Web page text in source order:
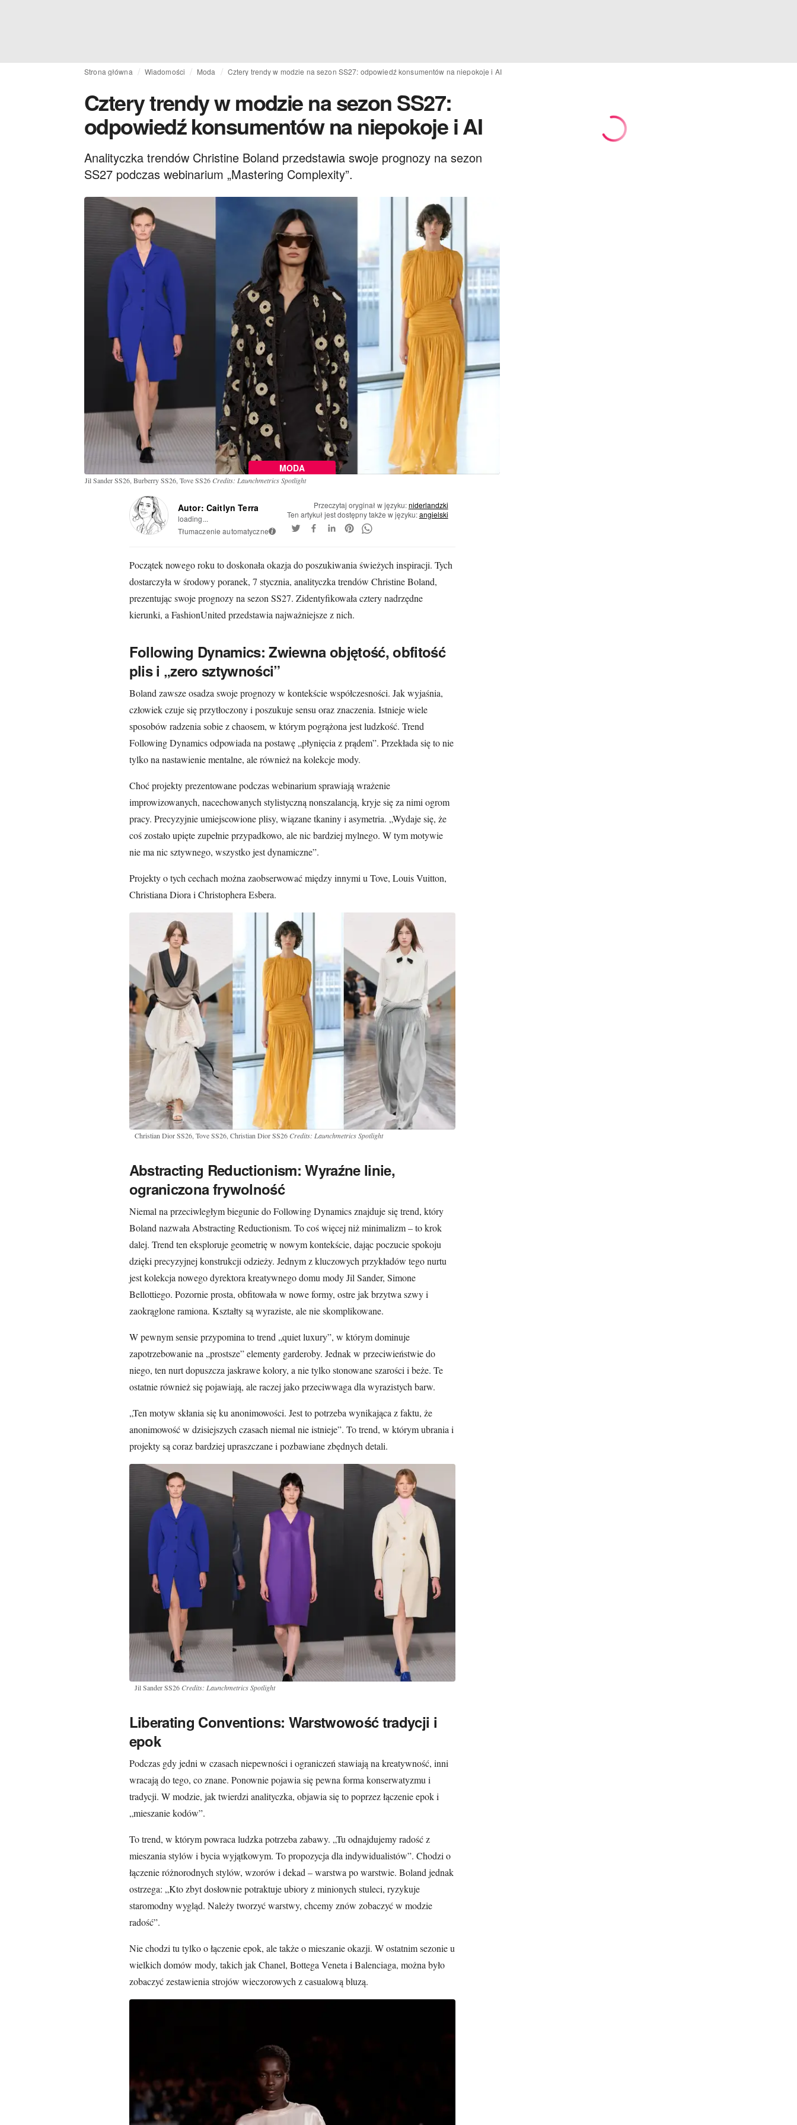
Strona główna Wiadomości Moda Cztery trendy w modzie na sezon SS27: odpowiedź konsumentów na niepokoje i AI
Cztery trendy w modzie na sezon SS27:
odpowiedź konsumentów na niepokoje i AI
Analityczka trendów Christine Boland przedstawia swoje prognozy na sezon
SS27 podczas webinarium „Mastering Complexity”.
MODA
Jil Sander SS26, Burberry SS26, Tove SS26 Credits: Launchmetrics Spotlight
Autor: Caitlyn Terra
loading...
Tłumaczenie automatyczne i
Przeczytaj oryginał w języku:niderlandzki
Ten artykuł jest dostępny także w języku:angielski
Początek nowego roku to doskonała okazja do poszukiwania świeżych inspiracji. Tych
dostarczyła w środowy poranek, 7 stycznia, analityczka trendów Christine Boland,
prezentując swoje prognozy na sezon SS27. Zidentyfikowała cztery nadrzędne
kierunki, a FashionUnited przedstawia najważniejsze z nich.
Following Dynamics: Zwiewna objętość, obfitość
plis i „zero sztywności”
Boland zawsze osadza swoje prognozy w kontekście współczesności. Jak wyjaśnia,
człowiek czuje się przytłoczony i poszukuje sensu oraz znaczenia. Istnieje wiele
sposobów radzenia sobie z chaosem, w którym pogrążona jest ludzkość. Trend
Following Dynamics odpowiada na postawę „płynięcia z prądem”. Przekłada się to nie
tylko na nastawienie mentalne, ale również na kolekcje mody.
Choć projekty prezentowane podczas webinarium sprawiają wrażenie
improwizowanych, nacechowanych stylistyczną nonszalancją, kryje się za nimi ogrom
pracy. Precyzyjnie umiejscowione plisy, wiązane tkaniny i asymetria. „Wydaje się, że
coś zostało upięte zupełnie przypadkowo, ale nic bardziej mylnego. W tym motywie
nie ma nic sztywnego, wszystko jest dynamiczne”.
Projekty o tych cechach można zaobserwować między innymi u Tove, Louis Vuitton,
Christiana Diora i Christophera Esbera.
Christian Dior SS26, Tove SS26, Christian Dior SS26 Credits: Launchmetrics Spotlight
Abstracting Reductionism: Wyraźne linie,
ograniczona frywolność
Niemal na przeciwległym biegunie do Following Dynamics znajduje się trend, który
Boland nazwała Abstracting Reductionism. To coś więcej niż minimalizm – to krok
dalej. Trend ten eksploruje geometrię w nowym kontekście, dając poczucie spokoju
dzięki precyzyjnej konstrukcji odzieży. Jednym z kluczowych przykładów tego nurtu
jest kolekcja nowego dyrektora kreatywnego domu mody Jil Sander, Simone
Bellottiego. Pozornie prosta, obfitowała w nowe formy, ostre jak brzytwa szwy i
zaokrąglone ramiona. Kształty są wyraziste, ale nie skomplikowane.
W pewnym sensie przypomina to trend „quiet luxury”, w którym dominuje
zapotrzebowanie na „prostsze” elementy garderoby. Jednak w przeciwieństwie do
niego, ten nurt dopuszcza jaskrawe kolory, a nie tylko stonowane szarości i beże. Te
ostatnie również się pojawiają, ale raczej jako przeciwwaga dla wyrazistych barw.
„Ten motyw skłania się ku anonimowości. Jest to potrzeba wynikająca z faktu, że
anonimowość w dzisiejszych czasach niemal nie istnieje”. To trend, w którym ubrania i
projekty są coraz bardziej upraszczane i pozbawiane zbędnych detali.
Jil Sander SS26 Credits: Launchmetrics Spotlight
Liberating Conventions: Warstwowość tradycji i
epok
Podczas gdy jedni w czasach niepewności i ograniczeń stawiają na kreatywność, inni
wracają do tego, co znane. Ponownie pojawia się pewna forma konserwatyzmu i
tradycji. W modzie, jak twierdzi analityczka, objawia się to poprzez łączenie epok i
„mieszanie kodów”.
To trend, w którym powraca ludzka potrzeba zabawy. „Tu odnajdujemy radość z
mieszania stylów i bycia wyjątkowym. To propozycja dla indywidualistów”. Chodzi o
łączenie różnorodnych stylów, wzorów i dekad – warstwa po warstwie. Boland jednak
ostrzega: „Kto zbyt dosłownie potraktuje ubiory z minionych stuleci, ryzykuje
staromodny wygląd. Należy tworzyć warstwy, chcemy znów zobaczyć w modzie
radość”.
Nie chodzi tu tylko o łączenie epok, ale także o mieszanie okazji. W ostatnim sezonie u
wielkich domów mody, takich jak Chanel, Bottega Veneta i Balenciaga, można było
zobaczyć zestawienia strojów wieczorowych z casualową bluzą.